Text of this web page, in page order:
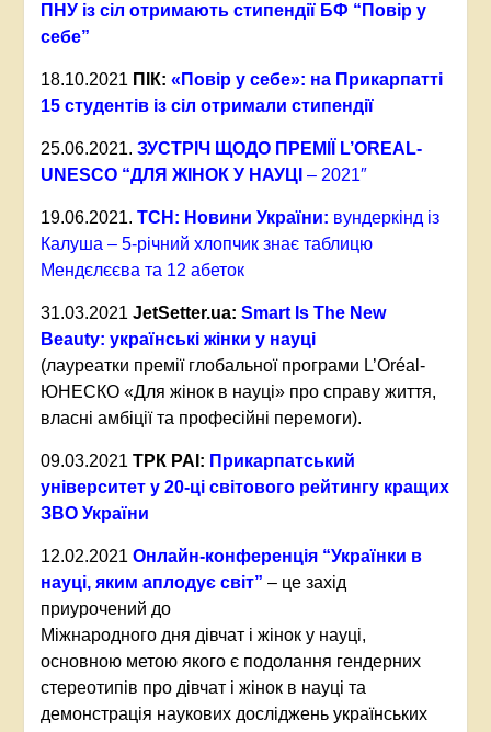
ПНУ із сіл отримають стипендії БФ “Повір у
себе”
18.10.2021 ПІК: «Повір у себе»: на Прикарпатті
15 студентів із сіл отримали стипендії
25.06.2021. ЗУСТРІЧ ЩОДО ПРЕМІЇ L’OREAL-
UNESCO “ДЛЯ ЖІНОК У НАУЦІ – 2021″
19.06.2021. ТСН: Новини України: вундеркінд із
Калуша – 5-річний хлопчик знає таблицю
Мендєлєєва та 12 абеток
31.03.2021 JetSetter.ua: Smart Is The New
Beauty: українські жінки у науці
(лауреатки премії глобальної програми L’Oréal-
ЮНЕСКО «Для жінок в науці» про справу життя,
власні амбіції та професійні перемоги).
09.03.2021 ТРК РАІ: Прикарпатський
університет у 20-ці світового рейтингу кращих
ЗВО України
12.02.2021 Онлайн-конференція “Українки в
науці, яким аплодує світ” – це захід
приурочений до
Міжнародного дня дівчат і жінок у науці,
основною метою якого є подолання гендерних
стереотипів про дівчат і жінок в науці та
демонстрація наукових досліджень українських